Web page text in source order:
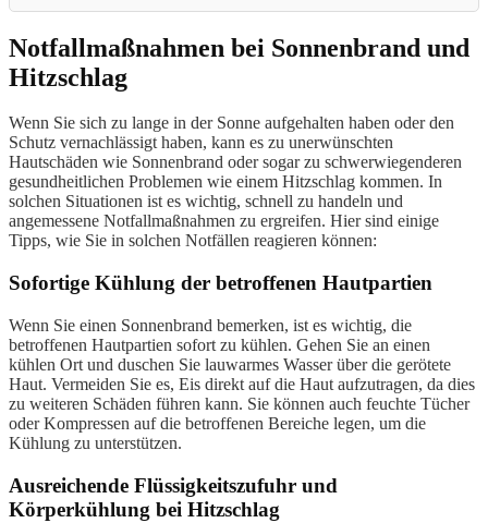
Notfallmaßnahmen bei Sonnenbrand und
Hitzschlag
Wenn Sie sich zu lange in der Sonne aufgehalten haben oder den
Schutz vernachlässigt haben, kann es zu unerwünschten
Hautschäden wie Sonnenbrand oder sogar zu schwerwiegenderen
gesundheitlichen Problemen wie einem Hitzschlag kommen. In
solchen Situationen ist es wichtig, schnell zu handeln und
angemessene Notfallmaßnahmen zu ergreifen. Hier sind einige
Tipps, wie Sie in solchen Notfällen reagieren können:
Sofortige Kühlung der betroffenen Hautpartien
Wenn Sie einen Sonnenbrand bemerken, ist es wichtig, die
betroffenen Hautpartien sofort zu kühlen. Gehen Sie an einen
kühlen Ort und duschen Sie lauwarmes Wasser über die gerötete
Haut. Vermeiden Sie es, Eis direkt auf die Haut aufzutragen, da dies
zu weiteren Schäden führen kann. Sie können auch feuchte Tücher
oder Kompressen auf die betroffenen Bereiche legen, um die
Kühlung zu unterstützen.
Ausreichende Flüssigkeitszufuhr und
Körperkühlung bei Hitzschlag